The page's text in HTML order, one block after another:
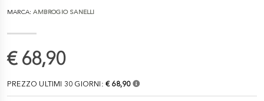
MARCA:AMBROGIO SANELLI
€ 68,90
PREZZO ULTIMI 30 GIORNI: € 68,90